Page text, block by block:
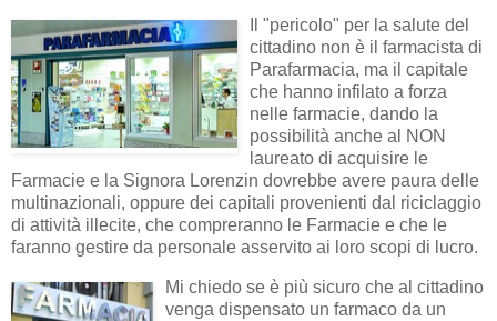
Il "pericolo" per la salute del
cittadino non è il farmacista di
Parafarmacia, ma il capitale
che hanno infilato a forza
nelle farmacie, dando la
possibilità anche al NON
laureato di acquisire le
Farmacie e la Signora Lorenzin dovrebbe avere paura delle
multinazionali, oppure dei capitali provenienti dal riciclaggio
di attività illecite, che compreranno le Farmacie e che le
faranno gestire da personale asservito ai loro scopi di lucro.
Mi chiedo se è più sicuro che al cittadino
venga dispensato un farmaco da un